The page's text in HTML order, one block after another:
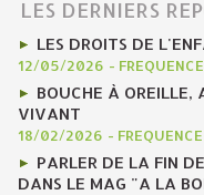
LES DERNIERS
LES DROITS DE
12/05/2026 -
BOUCHE À OREILLE,
VIVANT
18/02/2026 -
PARLER DE LA FIN
DANS LE MAG "A LA